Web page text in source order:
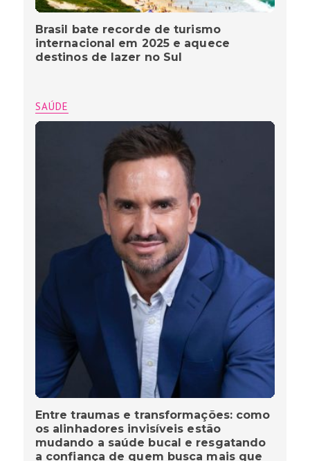
Brasil bate recorde de turismo
internacional em 2025 e aquece
destinos de lazer no Sul
SAÚDE
Entre traumas e transformações: como
os alinhadores invisíveis estão
mudando a saúde bucal e resgatando
a confiança de quem busca mais que